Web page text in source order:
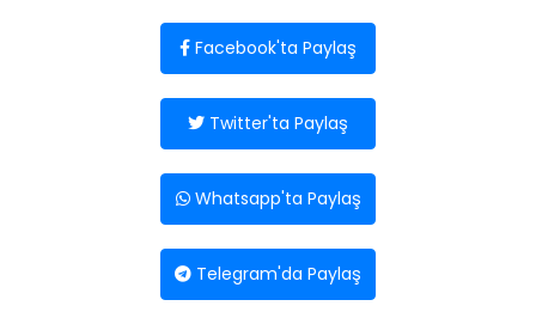
Facebook'ta Paylaş
Twitter'ta Paylaş
Whatsapp'ta Paylaş
Telegram'da Paylaş